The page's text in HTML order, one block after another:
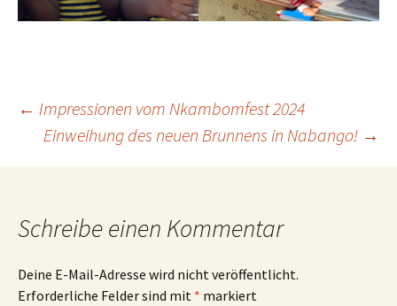
Beitrags-
Navigation
← Impressionen vom Nkambomfest 2024
Einweihung des neuen Brunnens in Nabango! →
Schreibe einen Kommentar
Deine E-Mail-Adresse wird nicht veröffentlicht.
Erforderliche Felder sind mit * markiert